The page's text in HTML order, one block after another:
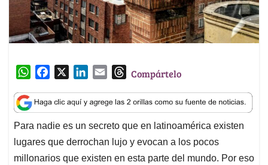
W
a
t
s
A
p
c
e
b
o
o
n
k
e
d
I
a
i
l
T
r
e
a
d
s
Compártelo
Para nadie es un secreto que en latinoamérica existen
lugares que derrochan lujo y evocan a los pocos
millonarios que existen en esta parte del mundo. Por eso